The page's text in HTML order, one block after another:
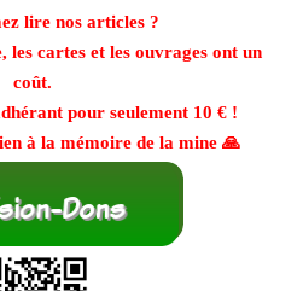
lire nos articles ?
les cartes et les ouvrages ont un
coût.
pour seulement 10 €!
à la mémoire de la mine 🙏